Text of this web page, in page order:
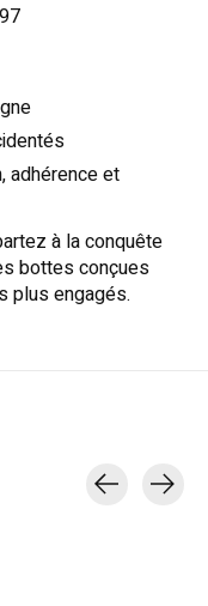
adhérence et
à la conquête
bottes conçues
plus engagés.